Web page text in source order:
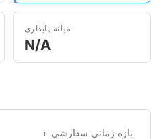
میانه پایداری
N/A
بازه زمانی سفارشی